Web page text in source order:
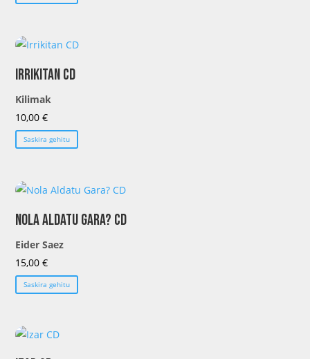
Irrikitan CD
Kilimak
10,00€
Saskira gehitu
Nola Aldatu Gara? CD
Eider Saez
15,00€
Saskira gehitu